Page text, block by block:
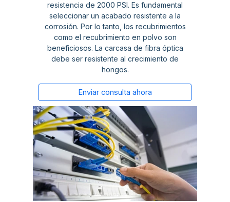
resistencia de 2000 PSI. Es fundamental
seleccionar un acabado resistente a la
corrosión. Por lo tanto, los recubrimientos
como el recubrimiento en polvo son
beneficiosos. La carcasa de fibra óptica
debe ser resistente al crecimiento de
hongos.
Enviar consulta ahora